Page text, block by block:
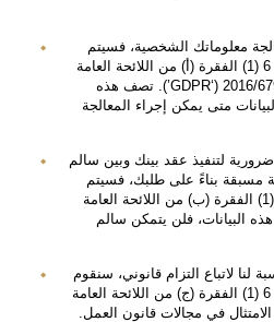
معلوماتك الشخصية، فسيتم
تبرير هذه المعالجة بموجب المادة 6 (1) الفقرة (أ) من اللائحة العامة
لحماية البيانات (الاتحاد الأوروبي) 2016/679 (‘GDPR’). تصف هذه
متى يمكن إجراء المعالجة
لتنفيذ عقد بينك وبين سالم
مسبقة بناءً على طلبك، فسيتم
استناد هذه المعالجة إلى المادة 6 (1) الفقرة (ب) من اللائحة العامة
هذه البيانات، فلن يتمكن سالم
لنا لاتباع التزام قانوني، سنقوم
بمعالجة معلوماتك بناءً على المادة 6 (1) الفقرة (ج) من اللائحة العامة
في مجالات قانون العمل.